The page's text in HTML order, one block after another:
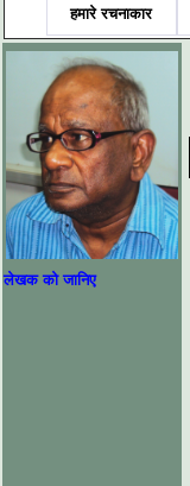
हमारे रचनाकार
लेखक को जानिए